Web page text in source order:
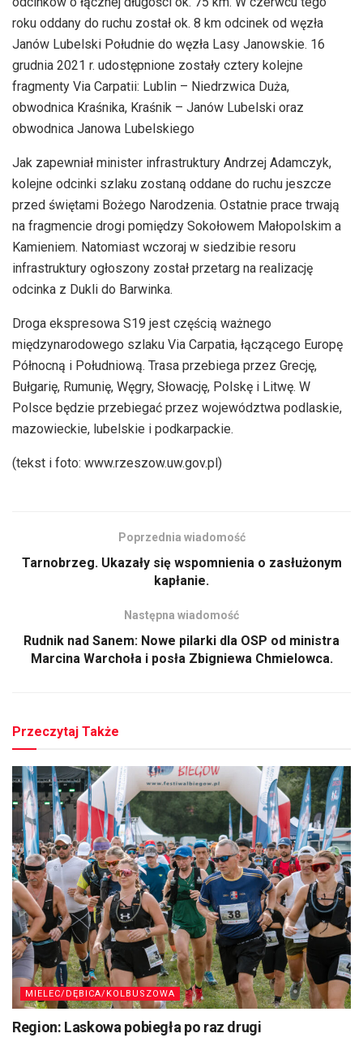
roku oddany do ruchu został ok. 8 km odcinek od węzła
Janów Lubelski Południe do węzła Lasy Janowskie. 16
grudnia 2021 r. udostępnione zostały cztery kolejne
fragmenty Via Carpatii: Lublin – Niedrzwica Duża,
obwodnica Kraśnika, Kraśnik – Janów Lubelski oraz
obwodnica Janowa Lubelskiego
Jak zapewniał minister infrastruktury Andrzej Adamczyk,
kolejne odcinki szlaku zostaną oddane do ruchu jeszcze
przed świętami Bożego Narodzenia. Ostatnie prace trwają
na fragmencie drogi pomiędzy Sokołowem Małopolskim a
Kamieniem. Natomiast wczoraj w siedzibie resoru
infrastruktury ogłoszony został przetarg na realizację
odcinka z Dukli do Barwinka.
Droga ekspresowa S19 jest częścią ważnego
międzynarodowego szlaku Via Carpatia, łączącego Europę
Północną i Południową. Trasa przebiega przez Grecję,
Bułgarię, Rumunię, Węgry, Słowację, Polskę i Litwę. W
Polsce będzie przebiegać przez województwa podlaskie,
mazowieckie, lubelskie i podkarpackie.
(tekst i foto: www.rzeszow.uw.gov.pl)
Poprzednia wiadomość
Tarnobrzeg. Ukazały się wspomnienia o zasłużonym
kapłanie.
Następna wiadomość
Rudnik nad Sanem: Nowe pilarki dla OSP od ministra
Marcina Warchoła i posła Zbigniewa Chmielowca.
Przeczytaj Także
MIELEC/DĘBICA/KOLBUSZOWA
Region: Laskowa pobiegła po raz drugi